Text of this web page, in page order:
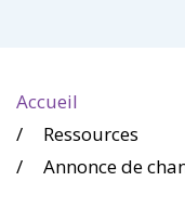
Accueil
Ressources
Annonce de changements aux